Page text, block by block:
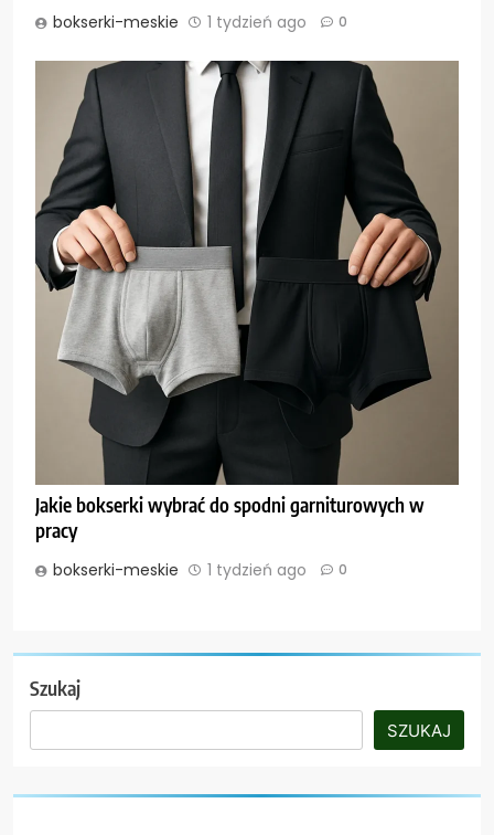
bokserki-meskie 1 tydzień ago 0
Jakie bokserki wybrać do spodni garniturowych w
pracy
bokserki-meskie 1 tydzień ago 0
Szukaj
SZUKAJ